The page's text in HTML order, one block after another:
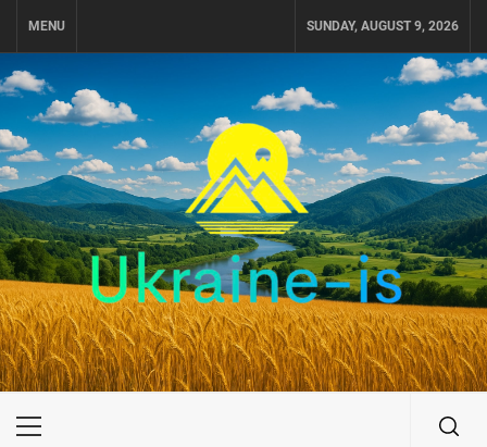
MENU SUNDAY, AUGUST 9, 2026
UKRAINE-IS
ПОДОРОЖI ПО УКРАЇНІ
Primary